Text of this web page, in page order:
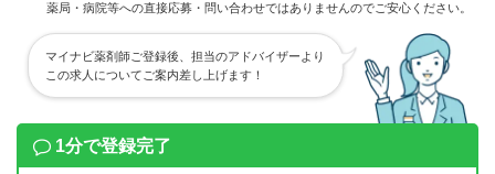
薬局・病院等への直接応募・問い合わせではありませんのでご安心ください。
マイナビ薬剤師ご登録後、担当のアドバイザーより
この求人についてご案内差し上げます！
1分で登録完了